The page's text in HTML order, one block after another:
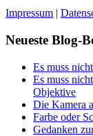
Impressum |
Neueste Blog-
Es muss
Es muss
Objektive
Die Kamera
Farbe oder
Gedanken